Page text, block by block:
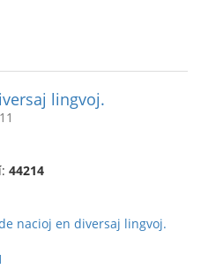
lingvoj.
44214
nacioj en diversaj lingvoj.